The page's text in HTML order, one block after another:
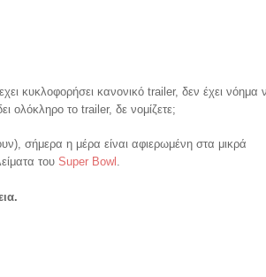
κυκλοφορήσει κανονικό trailer, δεν έχει νόημα
ολόκληρο το trailer, δε νομίζετε;
σήμερα η μέρα είναι αφιερωμένη στα μικρά
του Super Bowl .